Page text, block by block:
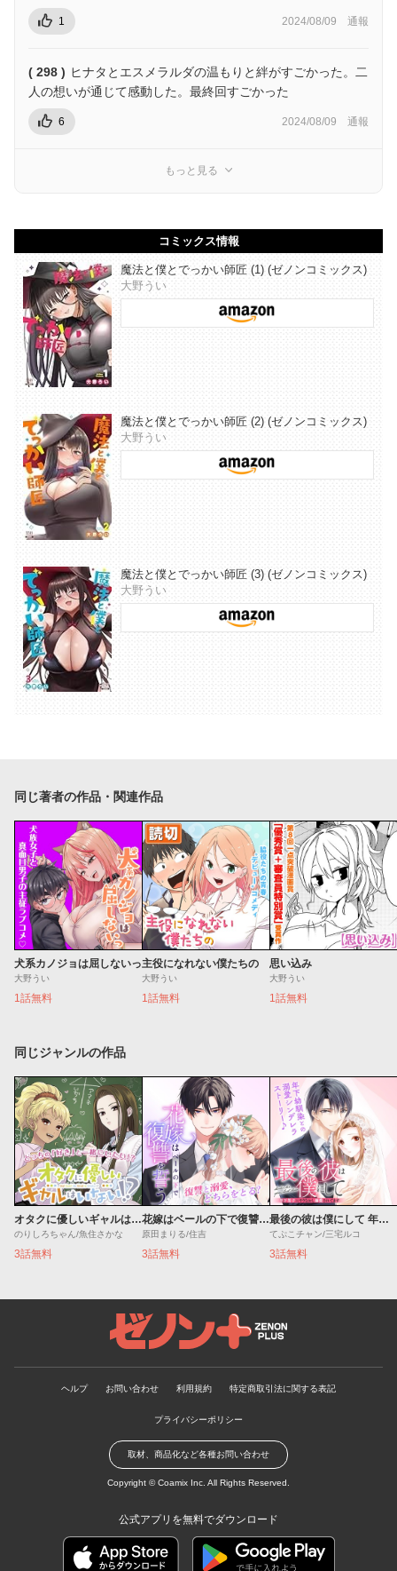
1 2024/08/09 通報
( 298 ) ヒナタとエスメラルダの温もりと絆がすごかった。二
人の想いが通じて感動した。最終回すごかった
6 2024/08/09 通報
もっと見る
コミックス情報
魔法と僕とでっかい師匠 (1) (ゼノンコミックス)
大野うい
魔法と僕とでっかい師匠 (2) (ゼノンコミックス)
大野うい
魔法と僕とでっかい師匠 (3) (ゼノンコミックス)
大野うい
同じ著者の作品・関連作品
犬系カノジョは屈しないっ
大野うい
1話無料
主役になれない僕たちの
大野うい
1話無料
思い込み
大野うい
1話無料
同じジャンルの作品
オタクに優しいギャルはいない!?
のりしろちゃん/魚住さかな
3話無料
花嫁はベールの下で復讐を誓う
原田まりる/住吉
3話無料
最後の彼は僕にして 年下男子にやりなおし溺愛されてます
てぷこチャン/三宅ルコ
3話無料
ゼノンプラス
ヘルプ お問い合わせ 利用規約 特定商取引法に関する表記
プライバシーポリシー
取材、商品化など各種お問い合わせ
Copyright ©Coamix Inc. All Rights Reserved.
公式アプリを無料でダウンロード